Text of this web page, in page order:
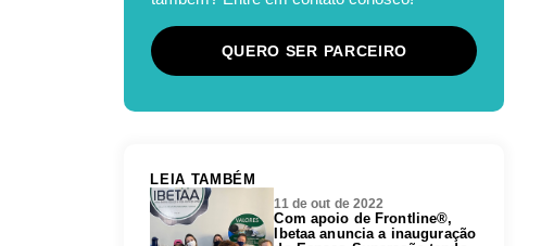
QUERO SER PARCEIRO
LEIA TAMBÉM
11 de out de 2022
Com apoio de Frontline®,
Ibetaa anuncia a inauguração